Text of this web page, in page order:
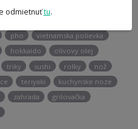
pho
vietnamska polievka
hokkaido
olivovy olej
triky sushi rolky
nož
teriyaki
kuchynske noze
zahrada
grilovačka
odmietnuťtu.